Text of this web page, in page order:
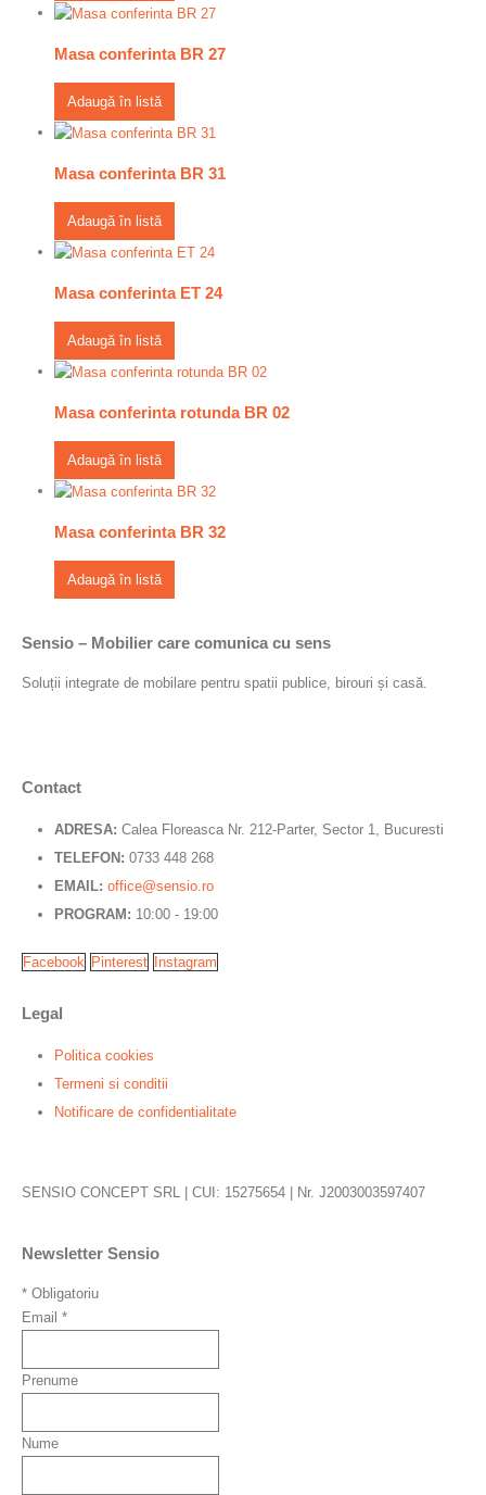
Masa conferinta BR 27
Adaugă în listă
Masa conferinta BR 31
Adaugă în listă
Masa conferinta ET 24
Adaugă în listă
Masa conferinta rotunda BR 02
Adaugă în listă
Masa conferinta BR 32
Adaugă în listă
Sensio – Mobilier care comunica cu sens
Soluții integrate de mobilare pentru spatii publice, birouri și casă.
Contact
ADRESA: Calea Floreasca Nr. 212-Parter, Sector 1, Bucuresti
TELEFON: 0733 448 268
EMAIL: office@sensio.ro
PROGRAM: 10:00 - 19:00
Facebook Pinterest Instagram
Legal
Politica cookies
Termeni si conditii
Notificare de confidentialitate
SENSIO CONCEPT SRL | CUI: 15275654 | Nr. J2003003597407
Newsletter Sensio
* Obligatoriu
Email *
Prenume
Nume